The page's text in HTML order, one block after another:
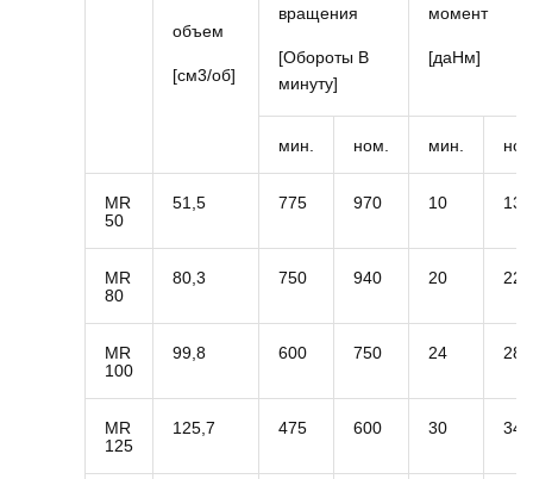
объем
[см3/об]
вращения
[Обороты В
минуту]
момент
[даНм]
мин. ном. мин.
MR
50
51,5 775 970 10 13
MR
80
80,3 750 940 20 22
MR
100
99,8 600 750 24 28
MR
125
125,7 475 600 30 34